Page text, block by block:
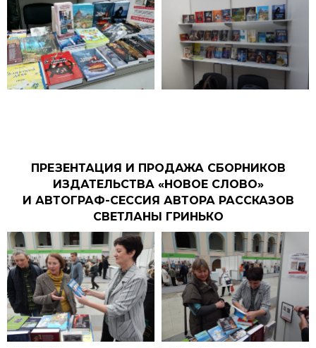
ПРЕЗЕНТАЦИЯ И ПРОДАЖА СБОРНИКОВ
ИЗДАТЕЛЬСТВА «НОВОЕ СЛОВО»
И АВТОГРАФ-СЕССИЯ АВТОРА РАССКАЗОВ
СВЕТЛАНЫ ГРИНЬКО